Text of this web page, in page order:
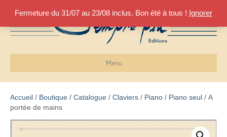
Fermeture du 31/07 au 23/08 inclus. Bon été à tous ! Ignorer
Menu
Accueil / Boutique / Catalogue / Claviers / Piano / Piano seul / A
portée de mains